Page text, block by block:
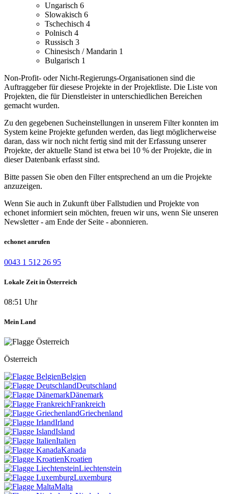
Ungarisch 6
Slowakisch 6
Tschechisch 4
Polnisch 4
Russisch 3
Chinesisch / Mandarin 1
Bulgarisch 1
Non-Profit- oder Nicht-Regierungs-Organisationen sind die
Auftraggeber für diesese Projekte in der Projektliste. Die Liste von
Projekten, die für Dienstleister in unterschiedlichen Bereichen
gemacht wurden.
Zu den gegebenen Sucheinstellungen in unserem Filter konnten im
System keine Projekte gefunden werden, das liegt möglicherweise
daran, dass wir noch nicht fertig sind mit der Erfassung unserer
Projekte, der aktuelle Stand ist etwa bei 10 % der Projekte, die in
dieser Datenbank erfasst sind.
Bitte passen Sie oben den Filter entsprechend an um die Projekte
anzuzeigen.
Wenn Sie auch in Zukunft über Fallstudien und Projekte von
echonet informiert sein möchten, freuen wir uns, wenn Sie unseren
Newsletter - am Ende der Seite - abonnieren.
echonet anrufen
0043 1 512 26 95
Lokale Zeit in Österreich
08:51 Uhr
Mein Land
Österreich
Belgien
Deutschland
Dänemark
Frankreich
Griechenland
Irland
Island
Italien
Kanada
Kroatien
Liechtenstein
Luxemburg
Malta